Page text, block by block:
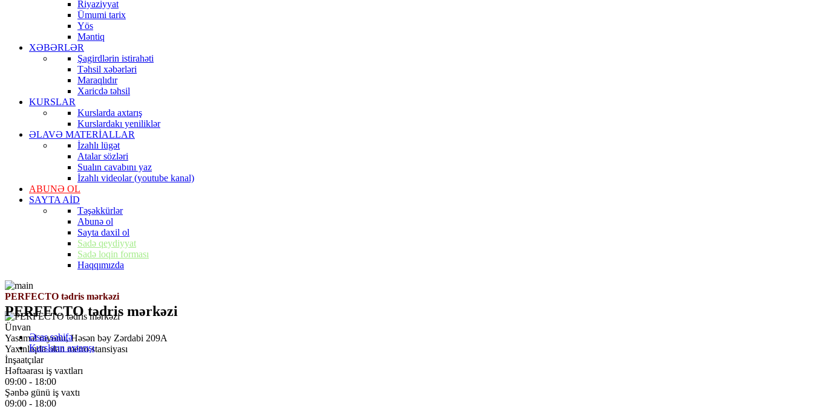
Riyaziyyat
Ümumi tarix
Yös
Məntiq
XƏBƏRLƏR
Şagirdlərin istirahəti
Təhsil xəbərləri
Maraqlıdır
Xaricdə təhsil
KURSLAR
Kurslarda axtarış
Kurslardakı yeniliklər
ƏLAVƏ MATERİALLAR
İzahlı lügət
Atalar sözləri
Sualın cavabını yaz
İzahlı videolar (youtube kanal)
ABUNƏ OL
SAYTA AİD
Təşəkkürlər
Abunə ol
Sayta daxil ol
Sadə qeydiyyat
Sadə loqin forması
Haqqımızda
PERFECTO tədris mərkəzi
Əsas səhifə
Kursların axtarışı
PERFECTO tədris mərkəzi
Ünvan
Yasamal rayonu, Həsən bəy Zərdabi 209A
Yaxınlıqda olan metro stansiyası
İnşaatçılar
Həftəarası iş vaxtları
09:00 - 18:00
Şənbə günü iş vaxtı
09:00 - 18:00